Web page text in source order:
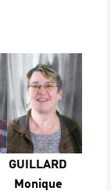
GUILLARD
Monique